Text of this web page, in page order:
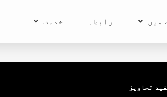
ميں رابطہ خدمت
تجاویز